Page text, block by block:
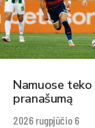
Namuose teko
pranašumą
2026 rugpjūčio 6